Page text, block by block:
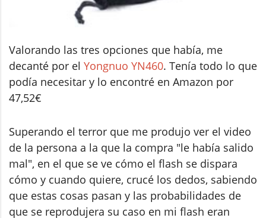
Valorando las tres opciones que había, me
decanté por el Yongnuo YN460. Tenía todo lo que
podía necesitar y lo encontré en Amazon por
47,52€
Superando el terror que me produjo ver el video
de la persona a la que la compra "le había salido
mal", en el que se ve cómo el flash se dispara
cómo y cuando quiere, crucé los dedos, sabiendo
que estas cosas pasan y las probabilidades de
que se reprodujera su caso en mi flash eran